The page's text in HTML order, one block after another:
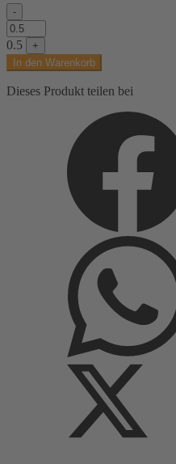
-
Jersey,
jeansblau,
uni
Menge
0.5
+
In den Warenkorb
Dieses Produkt teilen bei